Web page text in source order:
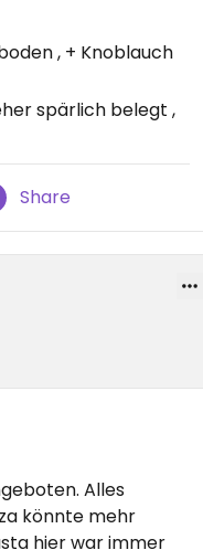
, + Knoblauch
spärlich belegt ,
Share
Alles
könnte mehr
hier war immer